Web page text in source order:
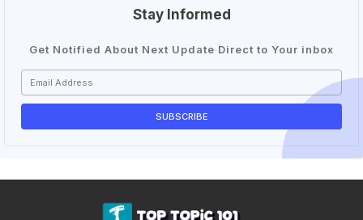
Stay Informed
Get Notified About Next Update Direct to Your inbox